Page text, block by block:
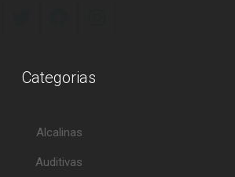
Categorias
Alcalinas
Auditivas